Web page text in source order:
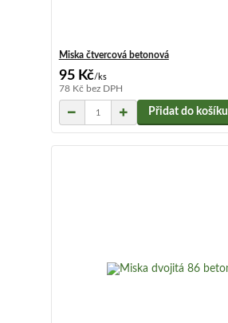
Miska čtvercová betonová
95 Kč/ks
78 Kč bez DPH
Přidat do košíku